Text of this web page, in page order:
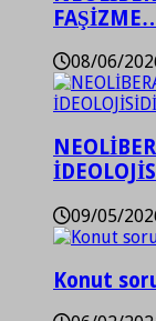
08/06/
09/05/
Konut